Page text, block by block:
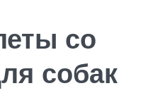
со
собак